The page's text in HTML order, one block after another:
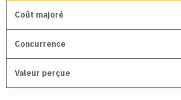
Coût majoré
Concurrence
Valeur perçue